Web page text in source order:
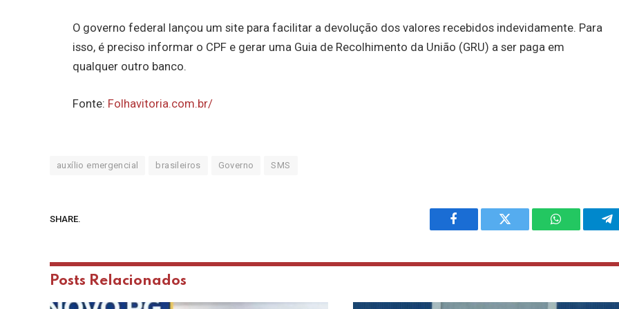
O governo federal lançou um site para facilitar a devolução dos valores recebidos indevidamente. Para
isso, é preciso informar o CPF e gerar uma Guia de Recolhimento da União (GRU) a ser paga em
qualquer outro banco.
Fonte: Folhavitoria.com.br/
auxílio emergencial brasileiros Governo SMS
SHARE.
Facebook Twitter WhatsApp
Posts Relacionados